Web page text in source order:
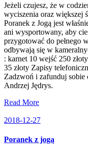
Jeżeli czujesz, że w
wyciszenia oraz większej
Poranek z Jogą jest
ani wysportowany, aby
przygotować do pełnego
odbywają się w
: karnet 10 wejść 250
35 złoty Zapisy
Zadzwoń i zafunduj sobie
Andrzej Jędrys.
Read More
2018-12-27
Poranek z jogą